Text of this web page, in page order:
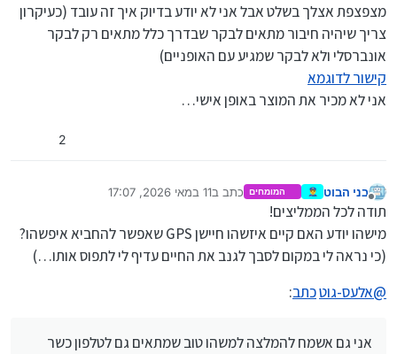
מצפצפת אצלך בשלט אבל אני לא יודע בדיוק איך זה עובד (כעיקרון
צריך שיהיה חיבור מתאים לבקר שבדרך כלל מתאים רק לבקר
אונברסלי ולא לבקר שמגיע עם האופניים)
קישור לדוגמא
אני לא מכיר את המוצר באופן אישי…
2
מנותק
בני הבוט 👮‍♂️ המומחים כתב ב11 במאי 2026, 17:07
נערך לאחרונה על ידי
תודה לכל הממליצים!
מישהו יודע האם קיים איזשהו חיישן GPS שאפשר להחביא איפשהו?
(כי נראה לי במקום לסבך לגנב את החיים עדיף לי לתפוס אותו…)
@אלעס-גוטכתב:
אני גם אשמח להמלצה למשהו טוב שמתאים גם לטלפון כשר